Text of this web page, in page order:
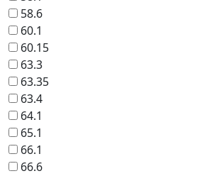
58.6
60.1
60.15
63.3
63.35
63.4
64.1
65.1
66.1
66.6